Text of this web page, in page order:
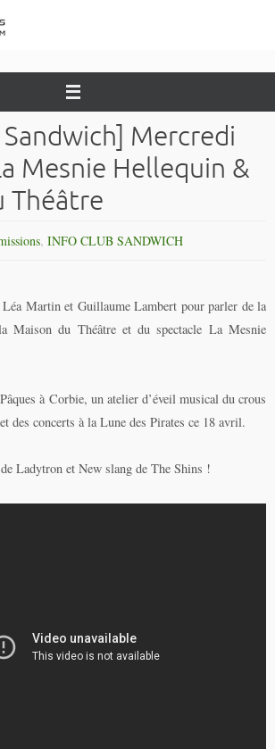
Mercredi
Mesnie Hellequin &
Théâtre
, INFO CLUB SANDWICH
Martin et Guillaume Lambert pour parler de la
Maison du Théâtre et du spectacle La Mesnie
à Corbie, un atelier d’éveil musical du crous
des concerts à la Lune des Pirates ce 18 avril.
de Ladytron et New slang de The Shins !